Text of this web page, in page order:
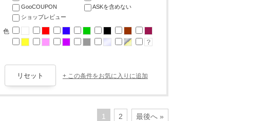
GooCOUPON
ASKを含めない
ショップレビュー
色
+ この条件をお気に入りに追加
1 2 最後へ »